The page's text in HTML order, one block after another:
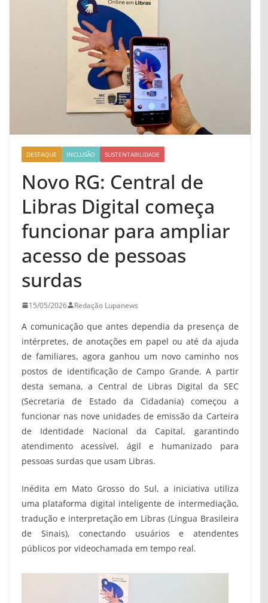
DESTAQUE INCLUSÃO SUSTENTABILIDADE
Novo RG: Central de
Libras Digital começa
funcionar para ampliar
acesso de pessoas
surdas
15/05/2026 Redação Lupanews
A comunicação que antes dependia da presença de
intérpretes, de anotações em papel ou até da ajuda
de familiares, agora ganhou um novo caminho nos
postos de identificação de Campo Grande. A partir
desta semana, a Central de Libras Digital da SEC
(Secretaria de Estado da Cidadania) começou a
funcionar nas nove unidades de emissão da Carteira
de Identidade Nacional da Capital, garantindo
atendimento acessível, ágil e humanizado para
pessoas surdas que usam Libras.
Inédita em Mato Grosso do Sul, a iniciativa utiliza
uma plataforma digital inteligente de intermediação,
tradução e interpretação em Libras (Língua Brasileira
de Sinais), conectando usuários e atendentes
públicos por videochamada em tempo real.